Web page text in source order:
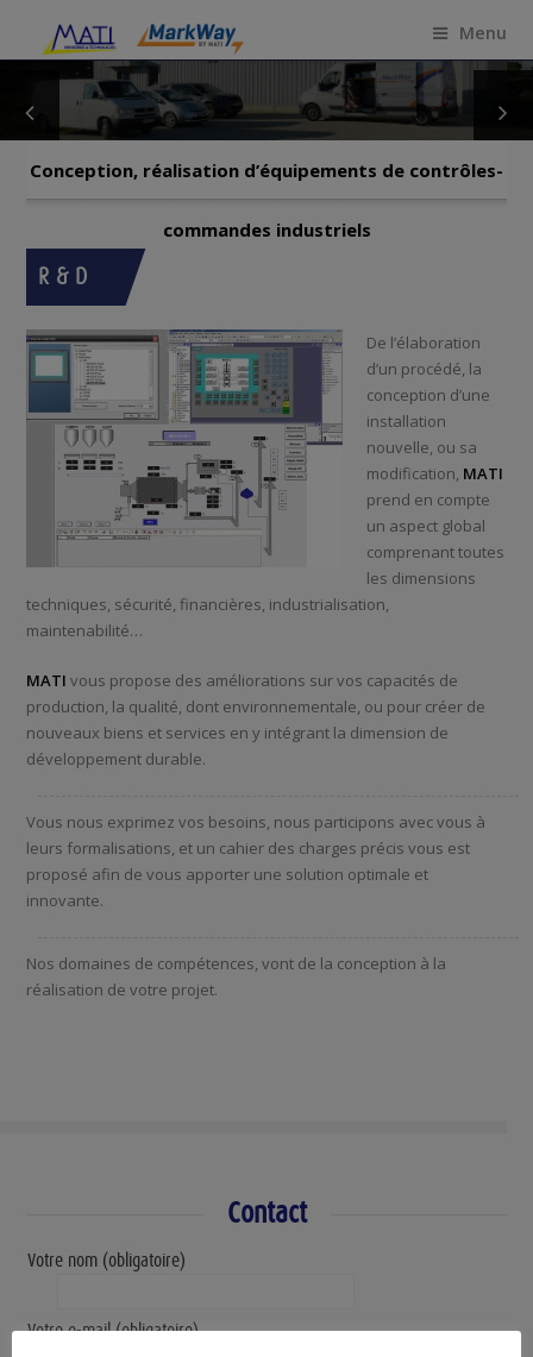
Menu
Conception, réalisation d’équipements de contrôles-
commandes industriels
R & D
De l’élaboration
d’un procédé, la
conception d’une
installation
nouvelle, ou sa
modification, MATI
prend en compte
un aspect global
comprenant toutes
les dimensions
techniques, sécurité, financières, industrialisation,
maintenabilité…
MATIvous propose des améliorations sur vos capacités de
production, la qualité, dont environnementale, ou pour créer de
nouveaux biens et services en y intégrant la dimension de
développement durable.
Vous nous exprimez vos besoins, nous participons avec vous à
leurs formalisations, et un cahier des charges précis vous est
proposé afin de vous apporter une solution optimale et
innovante.
Nos domaines de compétences, vont de la conception à la
réalisation de votre projet.
Contact
Votre nom (obligatoire)
Votre e-mail (obligatoire)